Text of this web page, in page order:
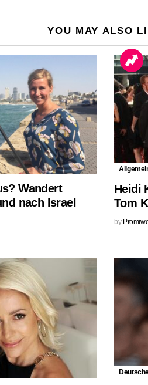
YOU MAY ALSO
Wandert
nach Israel
Heidi
Tom
by